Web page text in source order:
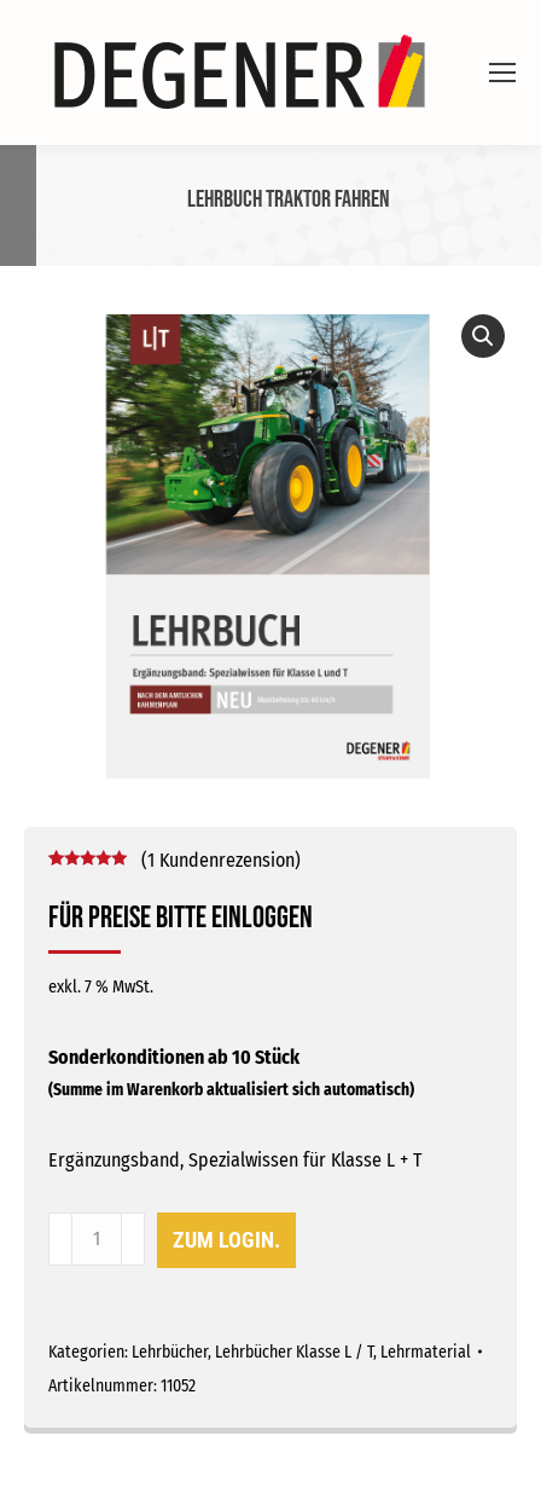
Lehrbuch Traktor fahren
Für Preise bitte einloggen
5.00
basierend
Kundenbewertung
(1 Kundenrezension)
exkl. 7 % MwSt.
Ergänzungsband, Spezialwissen für Klasse L + T
Lehrbuch
ZUM LOGIN.
Kategorien: Lehrbücher, Lehrbücher Klasse L / T, Lehrmaterial
Artikelnummer:11052